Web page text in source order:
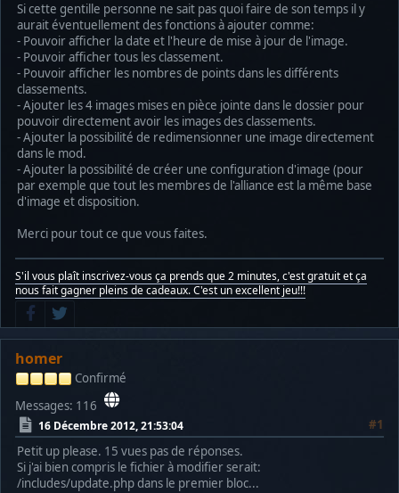
Si cette gentille personne ne sait pas quoi faire de son temps il y
aurait éventuellement des fonctions à ajouter comme:
- Pouvoir afficher la date et l'heure de mise à jour de l'image.
- Pouvoir afficher tous les classement.
- Pouvoir afficher les nombres de points dans les différents
classements.
- Ajouter les 4 images mises en pièce jointe dans le dossier pour
pouvoir directement avoir les images des classements.
- Ajouter la possibilité de redimensionner une image directement
dans le mod.
- Ajouter la possibilité de créer une configuration d'image (pour
par exemple que tout les membres de l'alliance est la même base
d'image et disposition.
Merci pour tout ce que vous faites.
S'il vous plaît inscrivez-vous ça prends que 2 minutes, c'est gratuit et ça
nous fait gagner pleins de cadeaux. C'est un excellent jeu!!!
homer
Confirmé
Messages: 116
16 Décembre 2012, 21:53:04
#1
Petit up please. 15 vues pas de réponses.
Si j'ai bien compris le fichier à modifier serait:
/includes/update.php dans le premier bloc...